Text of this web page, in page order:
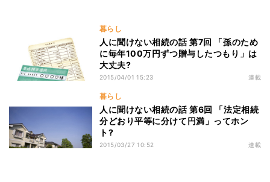
暮らし
人に聞けない相続の話 第7回 「孫のため
に毎年100万円ずつ贈与したつもり」は
大丈夫?
2015/04/01 15:23 連載
暮らし
人に聞けない相続の話 第6回 「法定相続
分どおり平等に分けて円満」ってホン
ト?
2015/03/27 10:52 連載